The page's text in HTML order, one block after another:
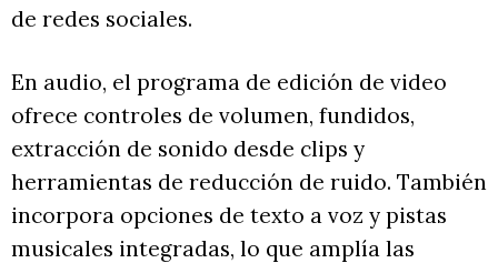
de redes sociales.
En audio, el programa de edición de video
ofrece controles de volumen, fundidos,
extracción de sonido desde clips y
herramientas de reducción de ruido. También
incorpora opciones de texto a voz y pistas
musicales integradas, lo que amplía las